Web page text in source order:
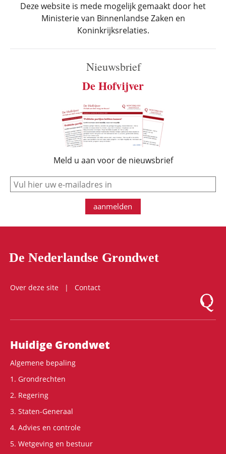
Deze website is mede mogelijk gemaakt door het
Ministerie van Binnenlandse Zaken en
Koninkrijksrelaties.
Nieuwsbrief
De Hofvijver
Meld u aan voor de nieuwsbrief
e-mail
aanmelden
De Nederlandse Grondwet
Over deze site
Contact
Logo
Hoofdnavigatie
Huidige Grondwet
Algemene bepaling
1. Grondrechten
2. Regering
3. Staten-Generaal
4. Advies en controle
5. Wetgeving en bestuur